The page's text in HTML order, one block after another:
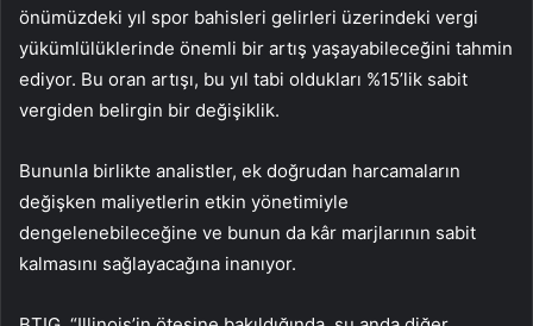
önümüzdeki yıl spor bahisleri gelirleri üzerindeki vergi
yükümlülüklerinde önemli bir artış yaşayabileceğini tahmin
ediyor. Bu oran artışı, bu yıl tabi oldukları %15’lik sabit
vergiden belirgin bir değişiklik.
Bununla birlikte analistler, ek doğrudan harcamaların
değişken maliyetlerin etkin yönetimiyle
dengelenebileceğine ve bunun da kâr marjlarının sabit
kalmasını sağlayacağına inanıyor.